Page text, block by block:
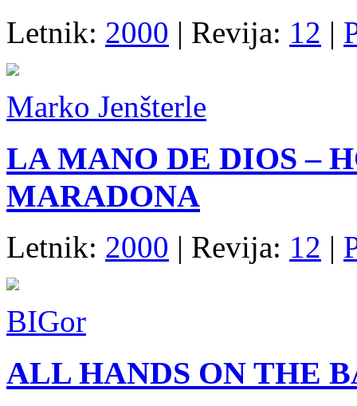
Letnik: 2000 | Revija: 12 |
Marko Jenšterle
LA MANO DE DIOS –
MARADONA
Letnik: 2000 | Revija: 12 |
BIGor
ALL HANDS ON THE